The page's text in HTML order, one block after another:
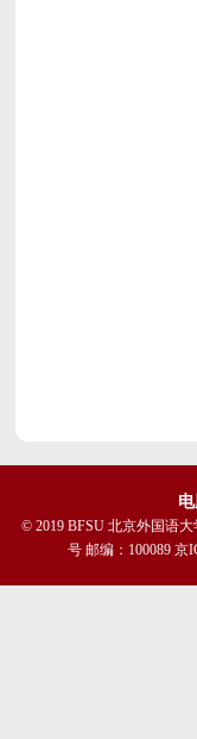
© 2019 BFSU 北京外国语
号 邮编：100089 京